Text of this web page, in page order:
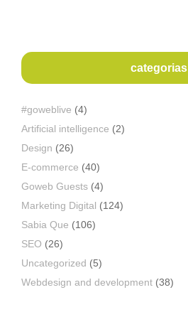
categorias
#goweblive (4)
Artificial intelligence (2)
Design (26)
E-commerce (40)
Goweb Guests (4)
Marketing Digital (124)
Sabia Que (106)
SEO (26)
Uncategorized (5)
Webdesign and development (38)